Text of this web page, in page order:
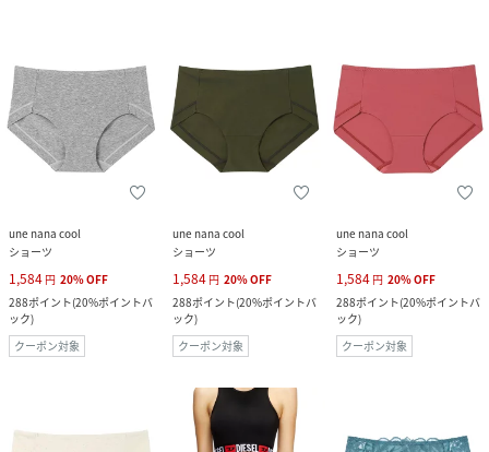
une nana cool
ショーツ
1,584 円 20%OFF
288ポイント(20%ポイントバ
ック)
クーポン対象
une nana cool
ショーツ
1,584 円 20%OFF
288ポイント(20%ポイントバ
ック)
クーポン対象
une nana cool
ショーツ
1,584 円 20%OFF
288ポイント(20%ポイントバ
ック)
クーポン対象